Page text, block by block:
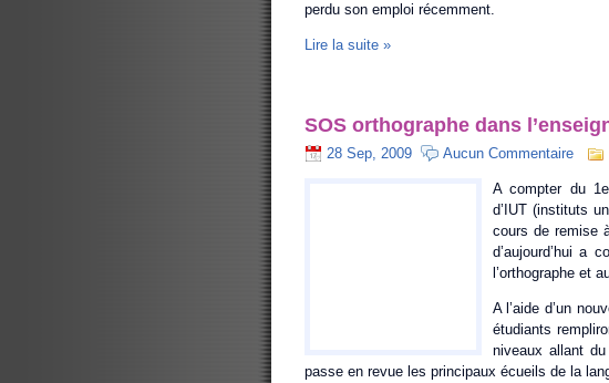
perdu son emploi récemment.
Lire la suite »
SOS orthographe dans
28 Sep, 2009 Aucun Commentaire
A compter du
d’IUT (instituts
cours de remise
d’aujourd’hui a
l’orthographe et
A l’aide d’un
étudiants
niveaux allant
passe en revue les principaux écueils de la